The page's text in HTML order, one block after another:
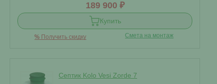
189 900 ₽
Купить
% Получить скидку Смета на монтаж
Септик Kolo Vesi Zorde 7